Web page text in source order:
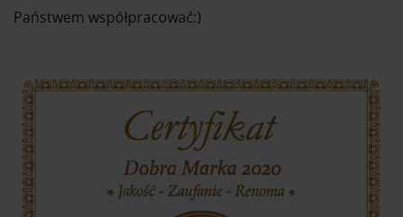
Państwem współpracować:)